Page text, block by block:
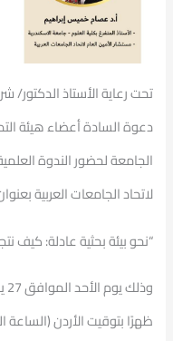
تحت رعاية الأستاذ
دعوة السادة أعضاء هيئة
الجامعة لحضور الندوة
لاتحاد الجامعات العربية
“نحو بيئة بحثية عادلة: كيف
ظهرًا بتوقيت الأردن (الساعة